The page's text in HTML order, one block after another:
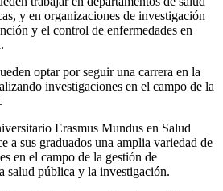
y en organizaciones de investigación
y el control de enfermedades en
optar por seguir una carrera en la
investigaciones en el campo de la
Erasmus Mundus en Salud
a sus graduados una amplia variedad de
en el campo de la gestión de
salud pública y la investigación.